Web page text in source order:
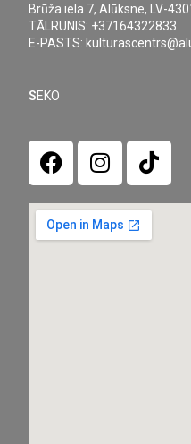
Brūža iela 7, Alūksne, LV-
TĀLRUNIS: +37164322833
E-PASTS:
SEKO